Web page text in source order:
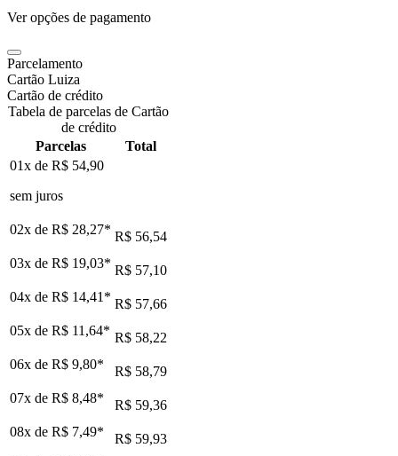
Ver opções de pagamento
Parcelamento
Cartão Luiza
Cartão de crédito
Tabela de parcelas de Cartão
de crédito
Parcelas
Total
01x de R$ 54,90
sem juros
02x de R$ 28,27* R$ 56,54
03x de R$ 19,03* R$ 57,10
04x de R$ 14,41 * R$ 57,66
05x de R$ 11,64* R$ 58,22
06x de R$ 9,80*
R$ 58,79
07x de R$ 8,48*
R$ 59,36
08x de R$ 7,49*
R$ 59,93